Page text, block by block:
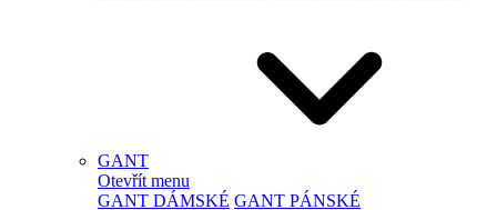
GANT
Otevřít menu
GANT DÁMSKÉ GANT PÁNSKÉ